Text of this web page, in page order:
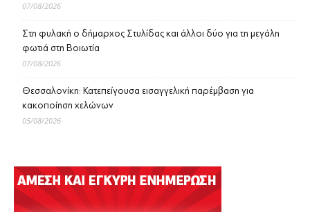
07/08/2026
Στη φυλακή ο δήμαρχος Στυλίδας και άλλοι δύο για τη μεγάλη
φωτιά στη Βοιωτία
07/08/2026
Θεσσαλονίκη: Κατεπείγουσα εισαγγελική παρέμβαση για
κακοποίηση χελώνων
05/08/2026